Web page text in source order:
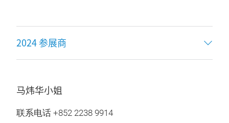
2024 参展商
马炜华小姐
联系电话 +852 2238 9914